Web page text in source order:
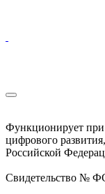
Функционирует
цифрового
Российской
Свидетельство №